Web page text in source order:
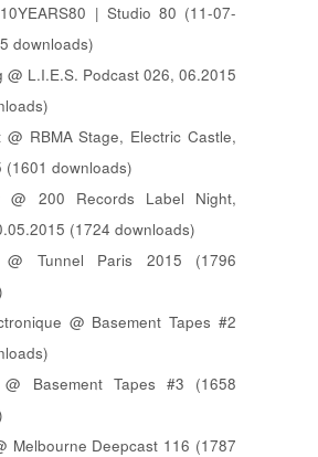
| Studio 80 (11-07-
downloads)
@ L.I.E.S. Podcast 026, 06.2015
@ RBMA Stage, Electric Castle,
(1601 downloads)
@ 200 Records Label Night,
(1724 downloads)
@ Tunnel Paris 2015 (1796
@ Basement Tapes #2
Basement Tapes #3 (1658
Melbourne Deepcast 116 (1787